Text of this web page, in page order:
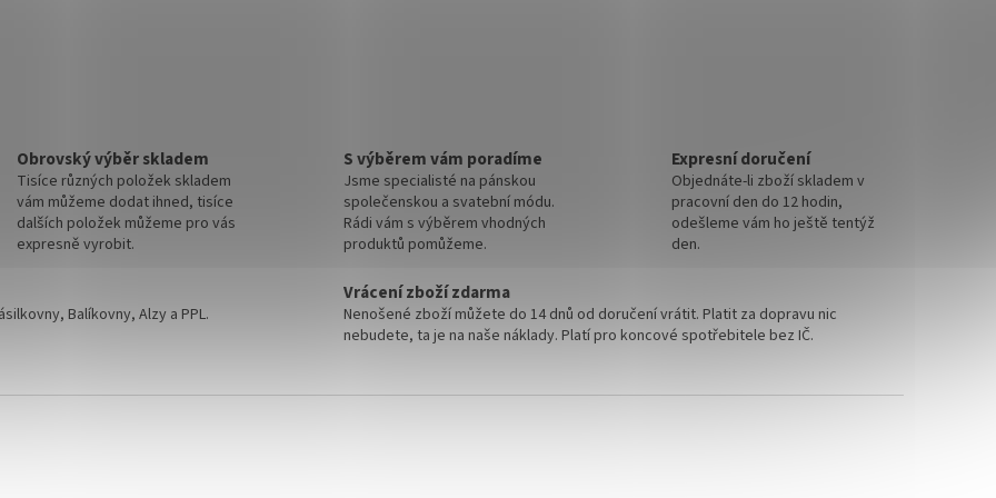
Obrovský výběr skladem
Tisíce různých položek skladem
vám můžeme dodat ihned, tisíce
dalších položek můžeme pro vás
expresně vyrobit.
S výběrem vám poradíme
Jsme specialisté na pánskou
společenskou a svatební módu.
Rádi vám s výběrem vhodných
produktů pomůžeme.
Expresní doručení
Objednáte-li zboží skladem v
pracovní den do 12 hodin,
odešleme vám ho ještě tentýž
den.
Balíkovny, Alzy a PPL.
Vrácení zboží zdarma
Nenošené zboží můžete do 14 dnů od doručení vrátit. Platit za dopravu nic
nebudete, ta je na naše náklady. Platí pro koncové spotřebitele bez IČ.